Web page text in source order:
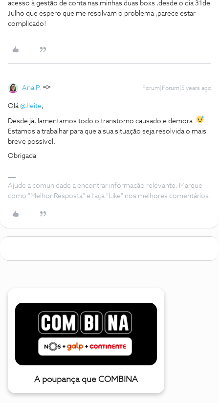
acesso à gestão de conta nas minhas duas boxs ,desde o dia 31de
Julho que espero que me resolvam o problema ,parece estar
complicado!
Ana P. Forum|Forum|5 years ago
Olá@Jleite,
Desde já, lamentamos todo o transtorno causado e demora.
Estamos a trabalhar para que a sua situação seja resolvida o mais
breve possível.
Obrigada
Ajude a comunidade a encontrar informação relevante. Marque
como "Melhor Resposta" e faça "Like" nos melhores comentários.
A poupança que COMBINA